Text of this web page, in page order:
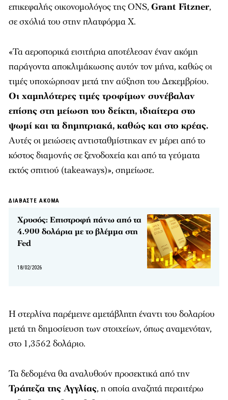
επικεφαλής οικονομολόγος της ONS, Grant Fitzner,
σε σχόλιά του στην πλατφόρμα X.
«Τα αεροπορικά εισιτήρια αποτέλεσαν έναν ακόμη
παράγοντα αποκλιμάκωσης αυτόν τον μήνα, καθώς οι
τιμές υποχώρησαν μετά την αύξηση του Δεκεμβρίου.
Οι χαμηλότερες τιμές τροφίμων συνέβαλαν
επίσης στη μείωση του δείκτη, ιδιαίτερα στο
ψωμί και τα δημητριακά, καθώς και στο κρέας.
Αυτές οι μειώσεις αντισταθμίστηκαν εν μέρει από το
κόστος διαμονής σε ξενοδοχεία και από τα γεύματα
εκτός σπιτιού (takeaways)», σημείωσε.
ΔΙΑΒΑΣΤΕ ΑΚΟΜΑ
Χρυσός: Επιστροφή πάνω από τα
4.900 δολάρια με το βλέμμα στη
Fed
18/02/2026
Η στερλίνα παρέμεινε αμετάβλητη έναντι του δολαρίου
μετά τη δημοσίευση των στοιχείων, όπως αναμενόταν,
στο 1,3562 δολάριο.
Τα δεδομένα θα αναλυθούν προσεκτικά από την
Τράπεζα της Αγγλίας, η οποία αναζητά περαιτέρω